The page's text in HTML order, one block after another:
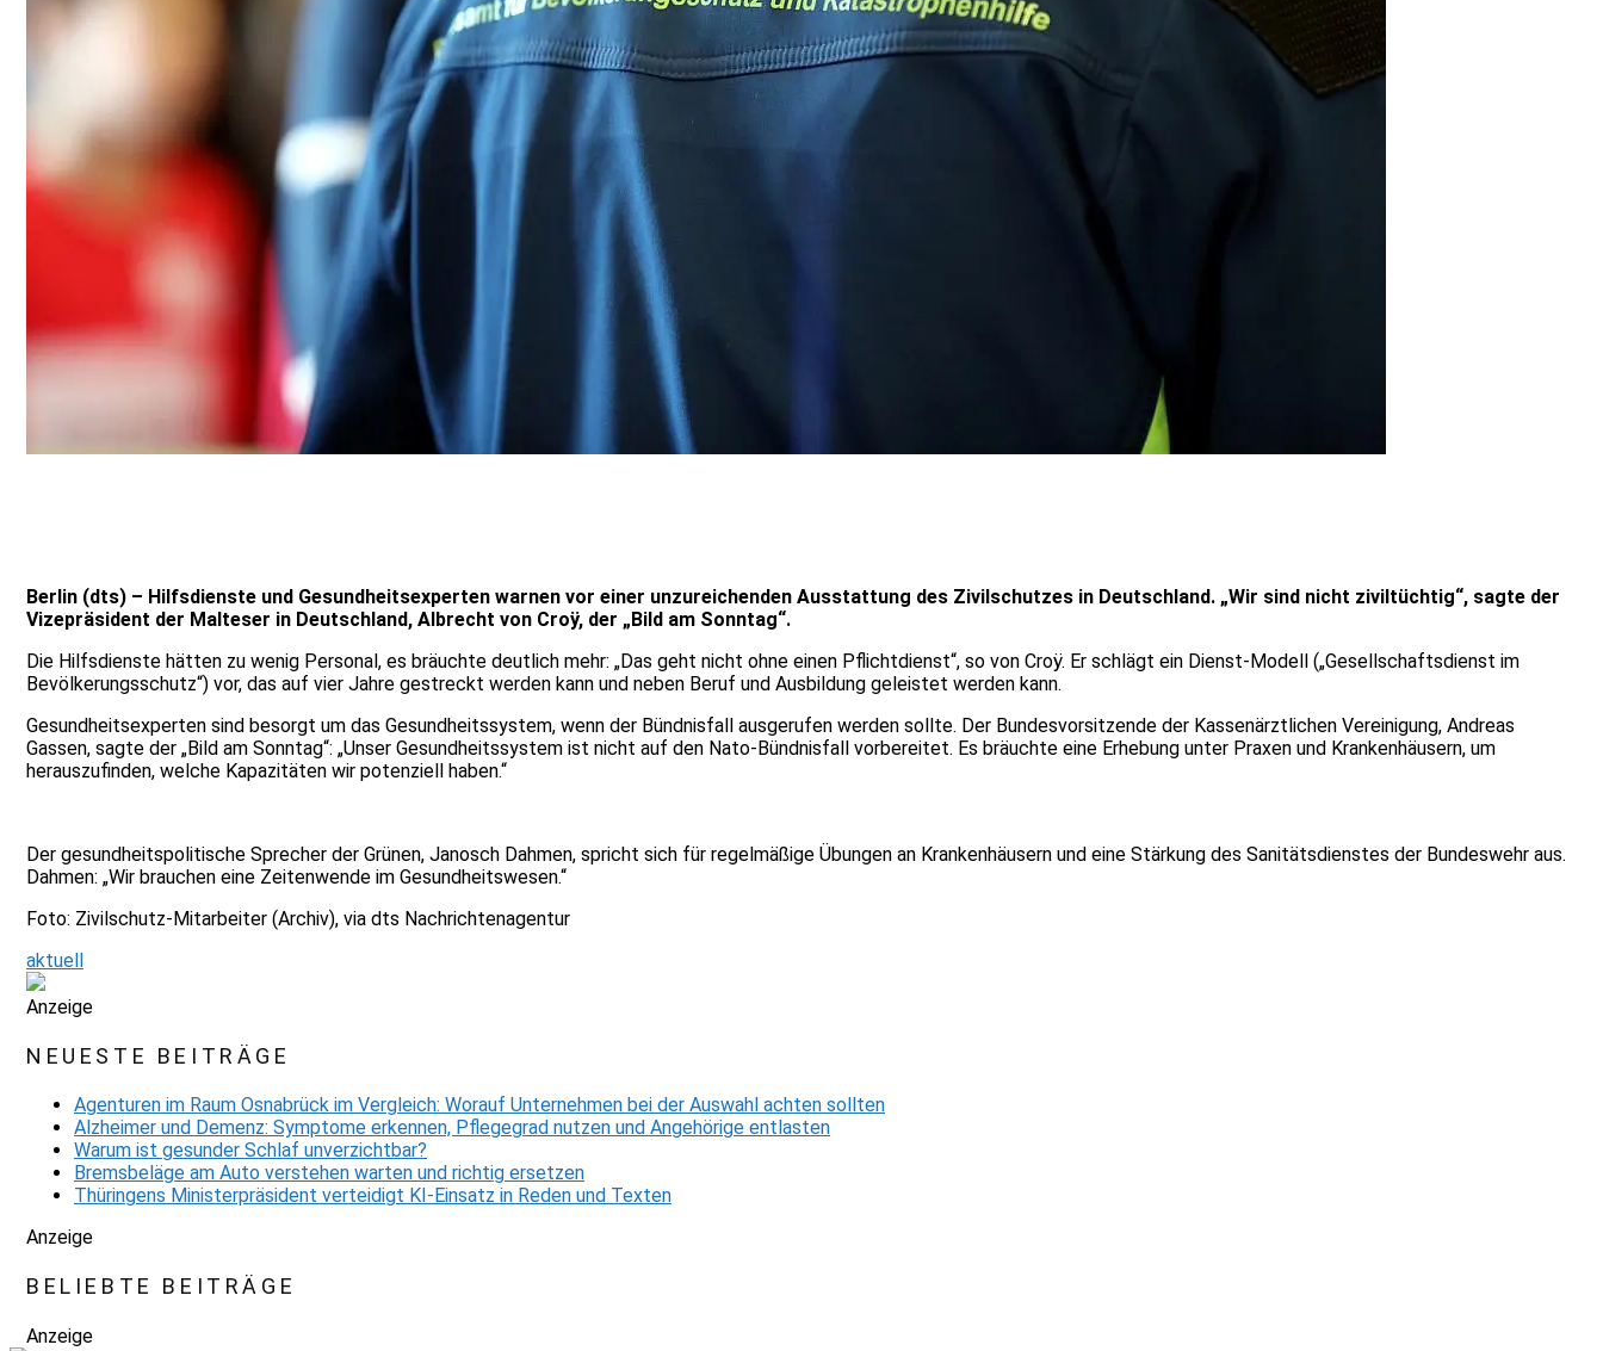
Berlin (dts) – Hilfsdienste und Gesundheitsexperten warnen vor einer unzureichenden Ausstattung des Zivilschutzes in Deutschland. „Wir sind nicht ziviltüchtig“, sagte der
Vizepräsident der Malteser in Deutschland, Albrecht von Croÿ, der „Bild am Sonntag“.
Die Hilfsdienste hätten zu wenig Personal, es bräuchte deutlich mehr: „Das geht nicht ohne einen Pflichtdienst“, so von Croÿ. Er schlägt ein Dienst-Modell („Gesellschaftsdienst im
Bevölkerungsschutz“) vor, das auf vier Jahre gestreckt werden kann und neben Beruf und Ausbildung geleistet werden kann.
Gesundheitsexperten sind besorgt um das Gesundheitssystem, wenn der Bündnisfall ausgerufen werden sollte. Der Bundesvorsitzende der Kassenärztlichen Vereinigung, Andreas
Gassen, sagte der „Bild am Sonntag“: „Unser Gesundheitssystem ist nicht auf den Nato-Bündnisfall vorbereitet. Es bräuchte eine Erhebung unter Praxen und Krankenhäusern, um
herauszufinden, welche Kapazitäten wir potenziell haben.“
Der gesundheitspolitische Sprecher der Grünen, Janosch Dahmen, spricht sich für regelmäßige Übungen an Krankenhäusern und eine Stärkung des Sanitätsdienstes der Bundeswehr aus.
Dahmen: „Wir brauchen eine Zeitenwende im Gesundheitswesen.“
Foto: Zivilschutz-Mitarbeiter (Archiv), via dts Nachrichtenagentur
aktuell
Anzeige
NEUESTE BEITRÄGE
Agenturen im Raum Osnabrück im Vergleich: Worauf Unternehmen bei der Auswahl achten sollten
Alzheimer und Demenz: Symptome erkennen, Pflegegrad nutzen und Angehörige entlasten
Warum ist gesunder Schlaf unverzichtbar?
Bremsbeläge am Auto verstehen warten und richtig ersetzen
Thüringens Ministerpräsident verteidigt KI-Einsatz in Reden und Texten
Anzeige
BELIEBTE BEITRÄGE
Anzeige